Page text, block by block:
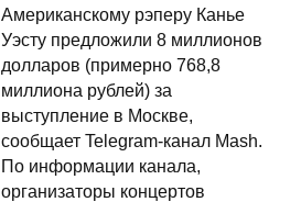
Американскому рэперу Канье
Уэсту предложили 8 миллионов
долларов (примерно 768,8
миллиона рублей) за
выступление в Москве,
сообщает Telegram-канал Mash.
По информации канала,
организаторы концертов